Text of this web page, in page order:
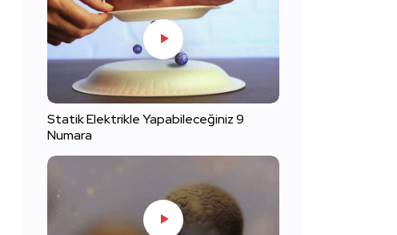
Statik Elektrikle Yapabileceğiniz 9
Numara